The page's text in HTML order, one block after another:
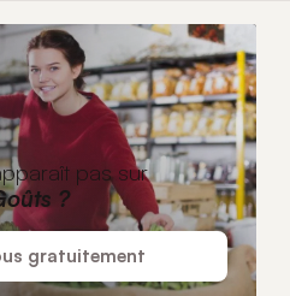
pas sur
?
gratuitement